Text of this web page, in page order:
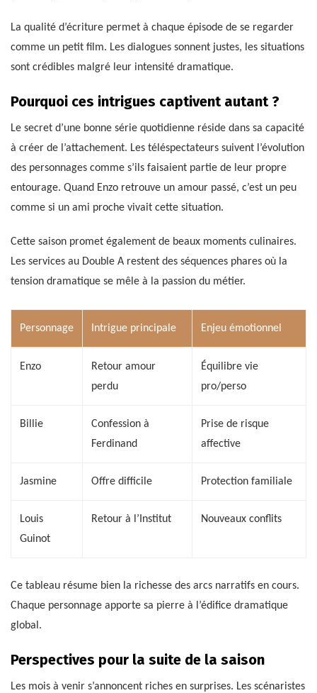
La qualité d’écriture permet à chaque épisode de se regarder
comme un petit film. Les dialogues sonnent justes, les situations
sont crédibles malgré leur intensité dramatique.
Pourquoi ces intrigues captivent autant ?
Le secret d’une bonne série quotidienne réside dans sa capacité
à créer de l’attachement. Les téléspectateurs suivent l’évolution
des personnages comme s’ils faisaient partie de leur propre
entourage. Quand Enzo retrouve un amour passé, c’est un peu
comme si un ami proche vivait cette situation.
Cette saison promet également de beaux moments culinaires.
Les services au Double A restent des séquences phares où la
tension dramatique se mêle à la passion du métier.
Personnage Intrigue principale Enjeu émotionnel
Enzo
Retour amour
perdu
Équilibre vie
pro/perso
Billie
Confession à
Ferdinand
Prise de risque
affective
Jasmine Offre difficile Protection familiale
Louis
Guinot
Retour à l’Institut Nouveaux conflits
Ce tableau résume bien la richesse des arcs narratifs en cours.
Chaque personnage apporte sa pierre à l’édifice dramatique
global.
Perspectives pour la suite de la saison
Les mois à venir s’annoncent riches en surprises. Les scénaristes